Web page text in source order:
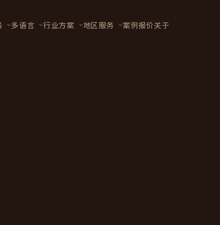
多语言 行业方案 地区服务 案例报价关于